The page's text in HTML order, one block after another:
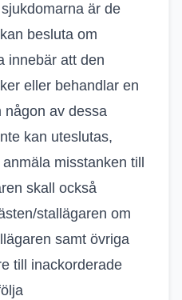
är de
besluta om
innebär att den
eller behandlar en
någon av dessa
kan uteslutas,
misstanken till
skall också
stallägaren om
samt övriga
till inackorderade